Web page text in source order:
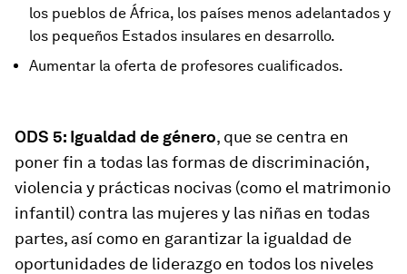
los pueblos de África, los países menos adelantados y
los pequeños Estados insulares en desarrollo.
Aumentar la oferta de profesores cualificados.
ODS 5: Igualdad de género, que se centra en
poner fin a todas las formas de discriminación,
violencia y prácticas nocivas (como el matrimonio
infantil) contra las mujeres y las niñas en todas
partes, así como en garantizar la igualdad de
oportunidades de liderazgo en todos los niveles